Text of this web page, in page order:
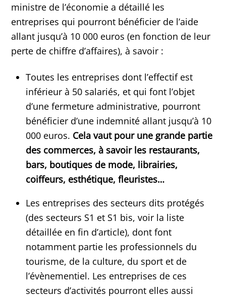
ministre de l’économie a détaillé les
entreprises qui pourront bénéficier de l’aide
allant jusqu’à 10 000 euros (en fonction de leur
perte de chiffre d’affaires), à savoir :
Toutes les entreprises dont l’effectif est
inférieur à 50 salariés, et qui font l’objet
d’une fermeture administrative, pourront
bénéficier d’une indemnité allant jusqu’à 10
000 euros. Cela vaut pour une grande partie
des commerces, à savoir les restaurants,
bars, boutiques de mode, librairies,
coiffeurs, esthétique, fleuristes…
Les entreprises des secteurs dits protégés
(des secteurs S1 et S1 bis, voir la liste
détaillée en fin d’article), dont font
notamment partie les professionnels du
tourisme, de la culture, du sport et de
l’évènementiel. Les entreprises de ces
secteurs d’activités pourront elles aussi